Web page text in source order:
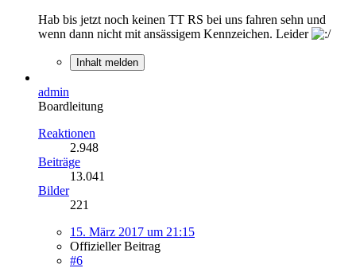
Hab bis jetzt noch keinen TT RS bei uns fahren sehn und
wenn dann nicht mit ansässigem Kennzeichen. Leider
Inhalt melden
admin
Boardleitung
Reaktionen
2.948
Beiträge
13.041
Bilder
221
15. März 2017 um 21:15
Offizieller Beitrag
#6